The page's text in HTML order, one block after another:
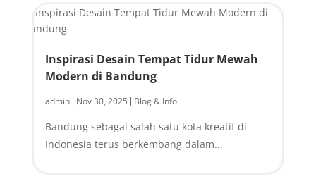
Inspirasi Desain Tempat Tidur Mewah
Modern di Bandung
admin Nov 30, 2025 Blog & Info
Bandung sebagai salah satu kota kreatif di
Indonesia terus berkembang dalam...